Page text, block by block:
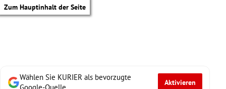
Zum Hauptinhalt der Seite
Wählen Sie KURIER als bevorzugte
Aktivieren